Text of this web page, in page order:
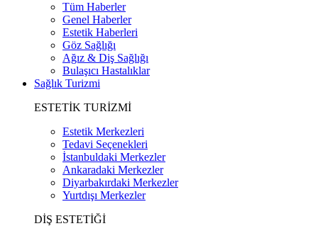
Tüm Haberler
Genel Haberler
Estetik Haberleri
Göz Sağlığı
Ağız & Diş Sağlığı
Bulaşıcı Hastalıklar
Sağlık Turizmi
ESTETİK TURİZMİ
Estetik Merkezleri
Tedavi Seçenekleri
İstanbuldaki Merkezler
Ankaradaki Merkezler
Diyarbakırdaki Merkezler
Yurtdışı Merkezler
DİŞ ESTETİĞİ